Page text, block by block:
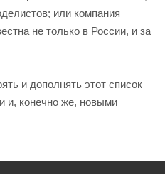
или компания
не только в России, и за
и дополнять этот список
и, конечно же, новыми